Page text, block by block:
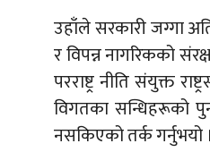
उहाँले सरकारी जग्गा
र विपन्न नागरिकको
परराष्ट्र नीति संयुक्त
विगतका सन्धिहरूको
नसकिएको तर्क गर्नुभयो ।